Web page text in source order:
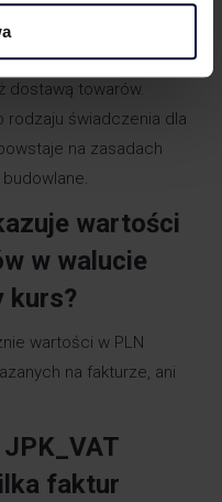
jesteśmy w stanie
stawką 23%
dostawą towarów.
rodzaju świadczenia dla
na zasadach
wartości
w walucie
kurs?
wartości w PLN
na fakturze, ani
faktur